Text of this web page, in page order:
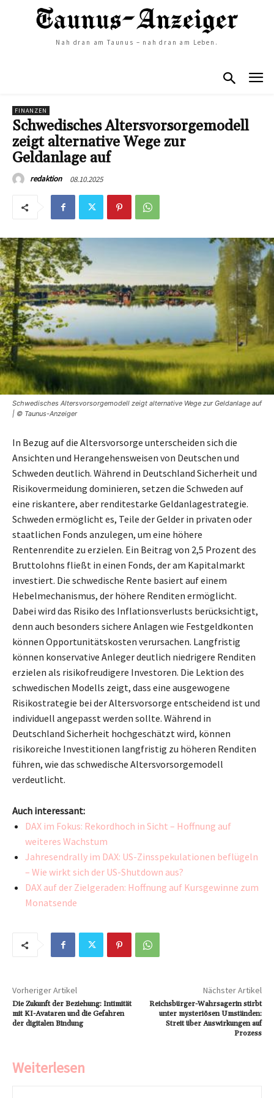
Nah dran am Taunus – nah dran am Leben.
FINANZEN
Schwedisches Altersvorsorgemodell
zeigt alternative Wege zur
Geldanlage auf
redaktion 08.10.2025
Schwedisches Altersvorsorgemodell zeigt alternative Wege zur Geldanlage auf
| © Taunus-Anzeiger
In Bezug auf die Altersvorsorge unterscheiden sich die
Ansichten und Herangehensweisen von Deutschen und
Schweden deutlich. Während in Deutschland Sicherheit und
Risikovermeidung dominieren, setzen die Schweden auf
eine riskantere, aber renditestarke Geldanlagestrategie.
Schweden ermöglicht es, Teile der Gelder in privaten oder
staatlichen Fonds anzulegen, um eine höhere
Rentenrendite zu erzielen. Ein Beitrag von 2,5 Prozent des
Bruttolohns fließt in einen Fonds, der am Kapitalmarkt
investiert. Die schwedische Rente basiert auf einem
Hebelmechanismus, der höhere Renditen ermöglicht.
Dabei wird das Risiko des Inflationsverlusts berücksichtigt,
denn auch besonders sichere Anlagen wie Festgeldkonten
können Opportunitätskosten verursachen. Langfristig
können konservative Anleger deutlich niedrigere Renditen
erzielen als risikofreudigere Investoren. Die Lektion des
schwedischen Modells zeigt, dass eine ausgewogene
Risikostrategie bei der Altersvorsorge entscheidend ist und
individuell angepasst werden sollte. Während in
Deutschland Sicherheit hochgeschätzt wird, können
risikoreiche Investitionen langfristig zu höheren Renditen
führen, wie das schwedische Altersvorsorgemodell
verdeutlicht.
Auch interessant:
DAX im Fokus: Rekordhoch in Sicht – Hoffnung auf
weiteres Wachstum
Jahresendrally im DAX: US-Zinsspekulationen beflügeln
– Wie wirkt sich der US-Shutdown aus?
DAX auf der Zielgeraden: Hoffnung auf Kursgewinne zum
Monatsende
Vorheriger Artikel
Die Zukunft der Beziehung: Intimität
mit KI-Avataren und die Gefahren
der digitalen Bindung
Nächster Artikel
Reichsbürger-Wahrsagerin stirbt
unter mysteriösen Umständen:
Streit über Auswirkungen auf
Prozess
Weiterlesen